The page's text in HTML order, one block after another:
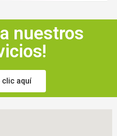
nuestros
clic aquí